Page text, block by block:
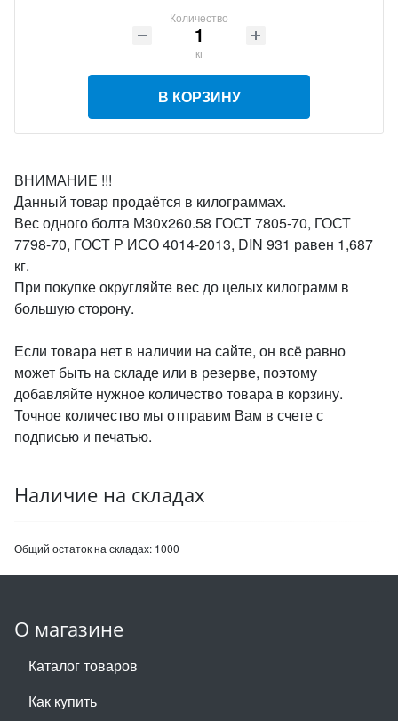
Количество
кг
В КОРЗИНУ
ВНИМАНИЕ !!!
Данный товар продаётся в килограммах.
Вес одного болта М30х260.58 ГОСТ 7805-70, ГОСТ
7798-70, ГОСТ Р ИСО 4014-2013, DIN 931 равен 1,687
кг.
При покупке округляйте вес до целых килограмм в
большую сторону.
Если товара нет в наличии на сайте, он всё равно
может быть на складе или в резерве, поэтому
добавляйте нужное количество товара в корзину.
Точное количество мы отправим Вам в счете с
подписью и печатью.
Наличие на складах
Общий остаток на складах: 1000
О магазине
Каталог товаров
Как купить